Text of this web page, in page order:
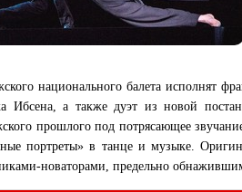
национального балета исполнят
Ибсена, а также дуэт из новой
прошлого под потрясающее
портреты» в танце и музыке.
новаторами, предельно